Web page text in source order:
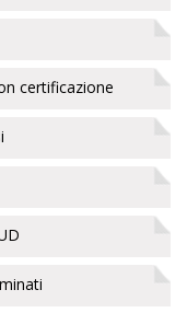
certificazione